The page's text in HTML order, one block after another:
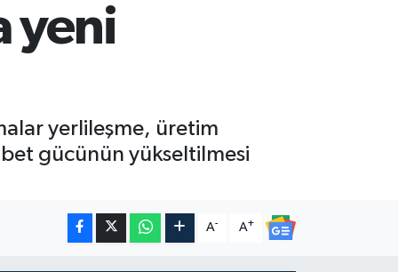
yeni
yerlileşme, üretim
gücünün yükseltilmesi
A- A+